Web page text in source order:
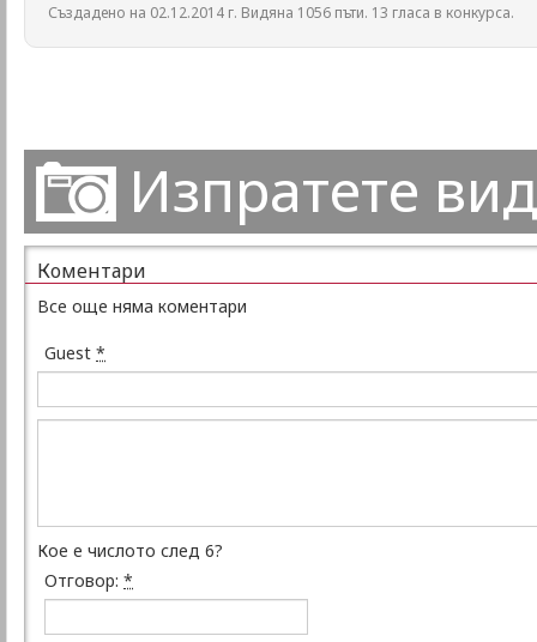
Създадено на 02.12.2014 г. Видяна 1056 пъти. 13 гласа в конкурса.
Изпратете
Коментари
Все още няма коментари
Guest *
Кое е числото след 6?
Отговор: *